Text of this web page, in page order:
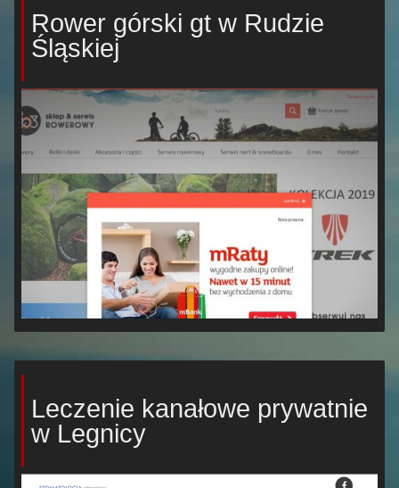
Rower górski gt w Rudzie
Śląskiej
Leczenie kanałowe prywatnie
w Legnicy